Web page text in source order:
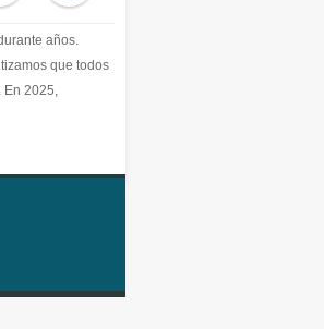
años.
que todos
En 2025,